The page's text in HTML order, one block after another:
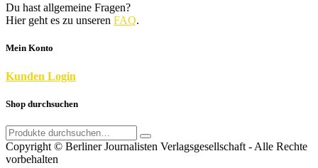
Du hast allgemeine Fragen?
Hier geht es zu unseren FAQ.
Mein Konto
Kunden Login
Shop durchsuchen
Search
for:
Copyright © Berliner Journalisten Verlagsgesellschaft - Alle Rechte
vorbehalten